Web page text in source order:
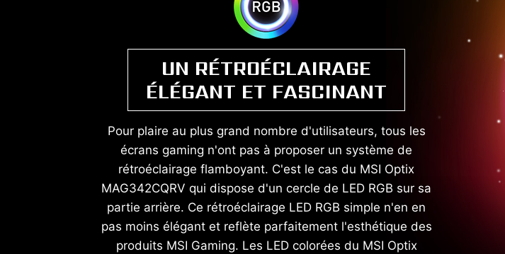
UN RÉTROÉCLAIRAGE
ÉLÉGANT ET FASCINANT
Pour plaire au plus grand nombre d'utilisateurs, tous les
écrans gaming n'ont pas à proposer un système de
rétroéclairage flamboyant. C'est le cas du MSI Optix
MAG342CQRV qui dispose d'un cercle de LED RGB sur sa
partie arrière. Ce rétroéclairage LED RGB simple n'en en
pas moins élégant et reflète parfaitement l'esthétique des
produits MSI Gaming. Les LED colorées du MSI Optix